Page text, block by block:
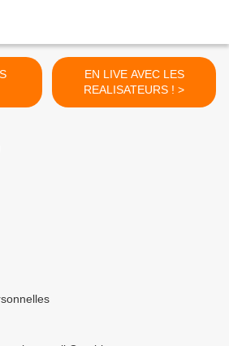
EN LIVE AVEC LES
REALISATEURS ! >